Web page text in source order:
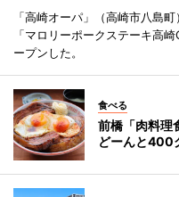
「高崎オーパ」（高崎市八島
「マロリーポークステーキ高
ープンした。
食べる
前橋「肉料理
どーんと400